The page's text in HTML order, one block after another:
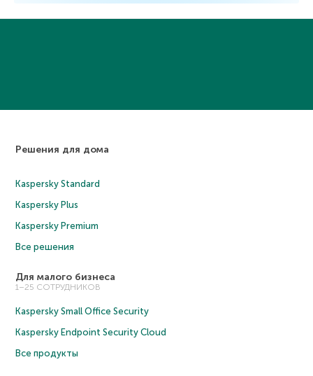
Решения для дома
Kaspersky Standard
Kaspersky Plus
Kaspersky Premium
Все решения
Для малого бизнеса
1–25 СОТРУДНИКОВ
Kaspersky Small Office Security
Kaspersky Endpoint Security Cloud
Все продукты